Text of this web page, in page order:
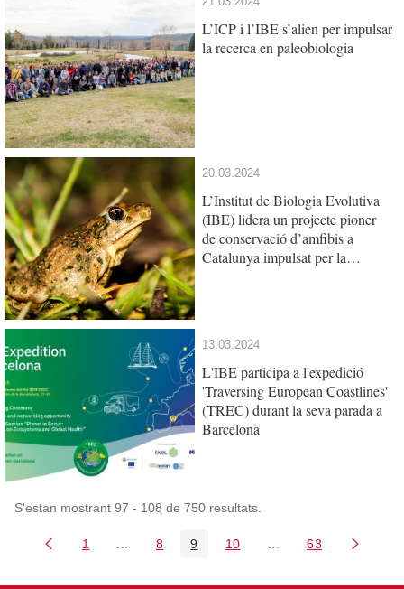
L’ICP i l’IBE s’alien per impulsar
la recerca en paleobiologia
20.03.2024
L’Institut de Biologia Evolutiva
(IBE) lidera un projecte pioner
de conservació d’amfibis a
Catalunya impulsat per la
13.03.2024
L'IBE participa a l'expedició
'Traversing European Coastlines'
(TREC) durant la seva parada a
Barcelona
S'estan mostrant 97 - 108 de 750 resultats.
Pàgina
1 Pàgines intermèdies Utilitzeu TAB per
Pàgina
8 Pàgina
9 Pàgina
10 Pàgines intermèdies
Pàgina
63